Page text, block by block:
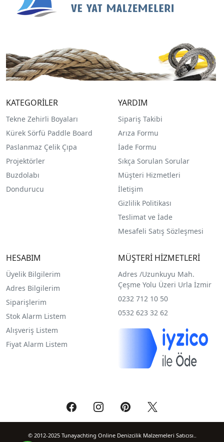
KATEGORİLER
Tekne Zehirli Boyaları
Kürek Sörfü Paddle Board
Paslanmaz Çelik Çıpa
Projektörler
Buzdolabı
Dondurucu
YARDIM
Sipariş Takibi
Arıza Formu
İade Formu
Sıkça Sorulan Sorular
Müşteri Hizmetleri
İletişim
Gizlilik Politikası
Teslimat ve İade
Mesafeli Satış Sözleşmesi
HESABIM
Üyelik Bilgilerim
Adres Bilgilerim
Siparişlerim
Stok Alarm Listem
Alışveriş Listem
Fiyat Alarm Listem
MÜŞTERİ HİZMETLERİ
Adres /Uzunkuyu Mah.
Çeşme Yolu Üzeri Urla İzmir
0232 712 10 50
0532 623 32 62
© 2012-2025 Tunayachting Online Denizcilik Malzemeleri Satıcısı..